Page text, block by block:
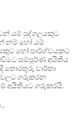
යම් පුද්ගලයකුට
නම් හෝ යම්
හෝ පාර්ශ්වයකට
සම්පූර්ණ අයිතිය
තොරතුරු වාර්තා
ගරුකරන
අයිතියට ගරුකරයි.